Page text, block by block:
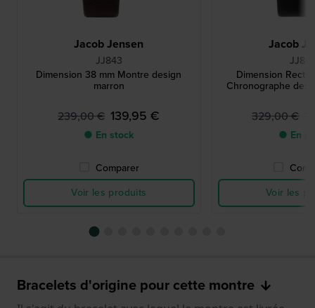
Jacob Jensen
JJ843
Dimension 38 mm Montre design
marron
239,00 € 139,95 €
● En stock
Comparer
Voir les produits
Jacob
Dimension
Chronographe
329,00 €
● En
Voir les
Bracelets d'origine pour cette montre